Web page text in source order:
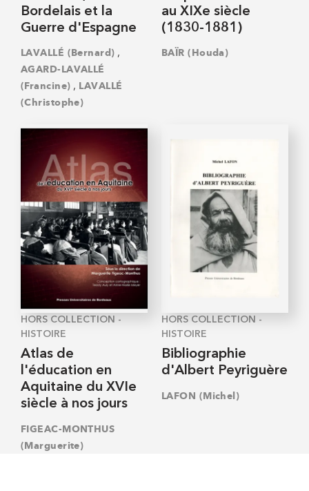
Bordelais et la
Guerre d'Espagne
LAVALLÉ (Bernard) ,
AGARD-LAVALLÉ
(Francine) , LAVALLÉ
(Christophe)
au XIXe siècle
(1830-1881)
BAÏR (Houda)
HORS COLLECTION -
HISTOIRE
Atlas de
l'éducation en
Aquitaine du XVIe
siècle à nos jours
FIGEAC-MONTHUS
(Marguerite)
HORS COLLECTION -
HISTOIRE
Bibliographie
d'Albert Peyriguère
LAFON (Michel)